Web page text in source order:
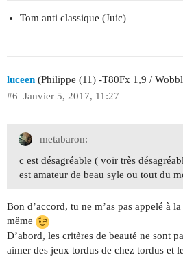
Tom anti classique (Juic)
luceen (Philippe (11) -T80Fx 1,9 /
Janvier 5, 2017, 11:27
#6
metabaron:
c est désagréable ( voir très
est amateur de beau syle ou tout du
Bon d’accord, tu ne m’as pas appelé à
même
D’abord, les critères de beauté ne sont
aimer des jeux tordus de chez tordus et